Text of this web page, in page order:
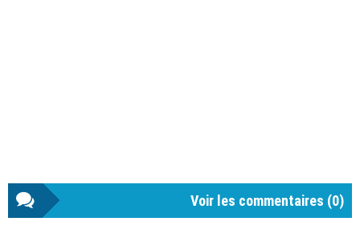
Voir les commentaires (0)